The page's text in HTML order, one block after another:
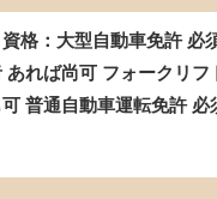
格：大型自動車免許 必
あれば尚可 フォークリ
普通自動車運転免許